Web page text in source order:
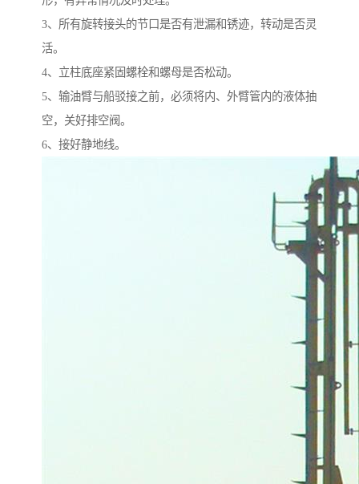
3、所有旋转接头的节口是否有泄漏和锈迹，转动是否灵
活。
4、立柱底座紧固螺栓和螺母是否松动。
5、输油臂与船驳接之前，必须将内、外臂管内的液体抽
空，关好排空阀。
6、接好静地线。